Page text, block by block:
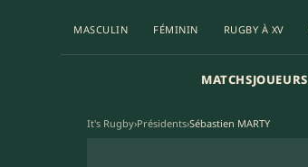
MASCULIN FÉMININ RUGBY À XV
MATCHSJOUEURS
It's Rugby›Présidents›Sébastien MARTY